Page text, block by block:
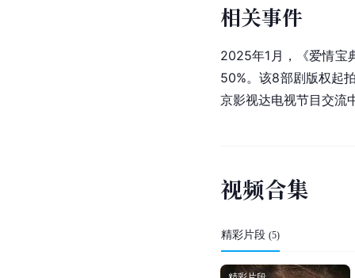
相关事件
2025年1月，《爱情宝
50%。该8部剧版权起
京影视达电视节目交流
视频合集
精彩片段 (5)